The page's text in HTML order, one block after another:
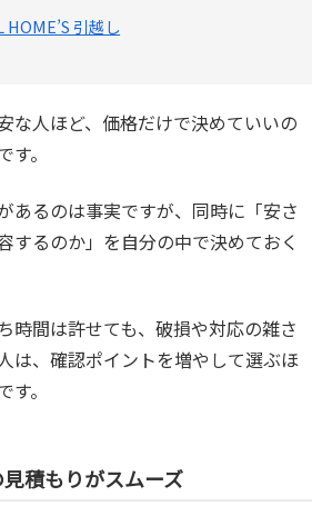
HOME’S 引越し
な人ほど、価格だけで決めていいの
。
あるのは事実ですが、同時に「安さ
するのか」を自分の中で決めておく
時間は許せても、破損や対応の雑さ
は、確認ポイントを増やして選ぶほ
。
積もりがスムーズ